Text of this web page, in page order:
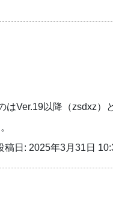
Ver.19以降（zsdxz）
稿日: 2025年3月31日